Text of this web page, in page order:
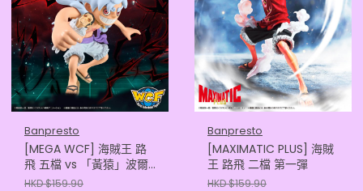
Banpresto
[MEGA WCF] 海賊王 路
飛 五檔 vs 「黃猿」波爾
薩利諾
HKD $159.90
Banpresto
[MAXIMATIC PLUS] 海賊
王 路飛 二檔 第一彈
HKD $159.90